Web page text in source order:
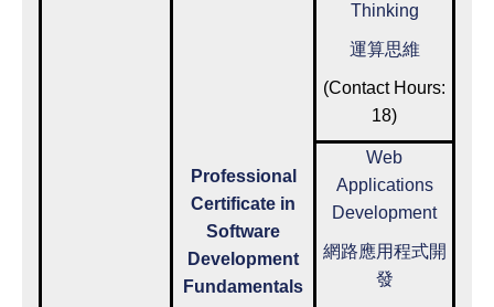
Professional
Certificate in
Software
Development
Fundamentals
Thinking
運算思維
(Contact Hours:
18)
Web
Applications
Development
網路應用程式開
發